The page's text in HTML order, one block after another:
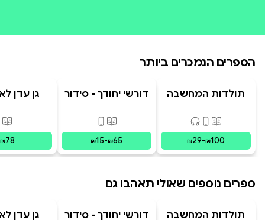
הספרים הנמכרים ביותר
תולדות המחשבה
פורמטים זמינים
מודפס, דיגיטלי, קולי
₪29-₪100
דורשי יחודך - סידור
פורמטים זמינים
מודפס,
₪15-₪65
גן עדן
₪78
ספרים נוספים שאולי תאהבו גם
תולדות המחשבה
דורשי יחודך - סידור
גן עדן